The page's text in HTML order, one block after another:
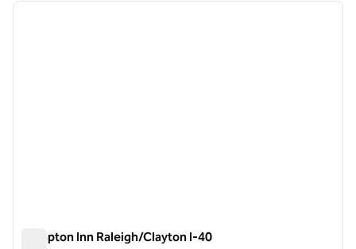
1 av 12
nästa
Hampton Inn Raleigh/Clayton I-40